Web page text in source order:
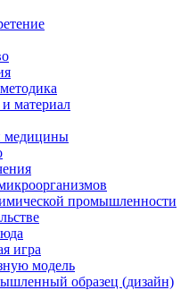
материал
медицины
промышленности
игра
модель
образец (дизайн)